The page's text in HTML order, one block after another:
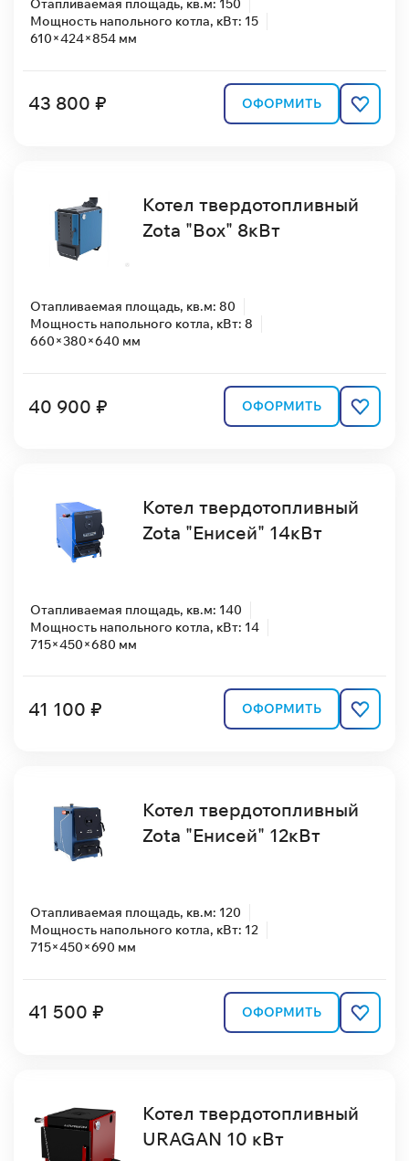
Отапливаемая площадь, кв.м: 150
Мощность напольного котла, кВт: 15
610×424×854 мм
43 800 ₽ ОФОРМИТЬ
Котел твердотопливный
Zota "Box" 8кВт
Отапливаемая площадь, кв.м: 80
Мощность напольного котла, кВт: 8
660×380×640 мм
40 900 ₽ ОФОРМИТЬ
Котел твердотопливный
Zota "Енисей" 14кВт
Отапливаемая площадь, кв.м: 140
Мощность напольного котла, кВт: 14
715×450×680 мм
41 100 ₽ ОФОРМИТЬ
Котел твердотопливный
Zota "Енисей" 12кВт
Отапливаемая площадь, кв.м: 120
Мощность напольного котла, кВт: 12
715×450×690 мм
41 500 ₽ ОФОРМИТЬ
Котел твердотопливный
URAGAN 10 кВт